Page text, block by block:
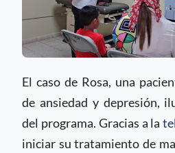
El caso de Rosa, una
de ansiedad y depresión,
del programa. Gracias a la
iniciar su tratamiento de